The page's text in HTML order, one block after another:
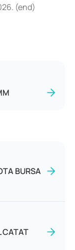
(end)
BURSA
CATAT